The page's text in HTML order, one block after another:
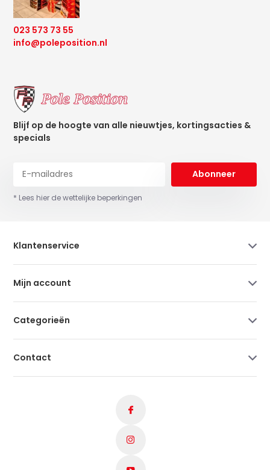
023 573 73 55
info@poleposition.nl
Blijf op de hoogte van alle nieuwtjes, kortingsacties &
specials
Abonneer
* Lees hier de wettelijke beperkingen
Klantenservice
Mijn account
Categorieën
Contact